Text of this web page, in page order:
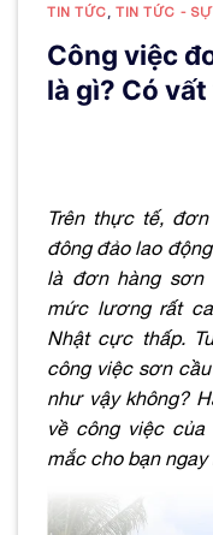
TIN TỨC ,TIN TỨC -
Công việc
là gì? Có
Trên thực tế,
đông đảo lao
là đơn hàng sơn
mức lương rất
Nhật cực thấp.
công việc sơn
như vậy không?
về công việc
mắc cho bạn ngay